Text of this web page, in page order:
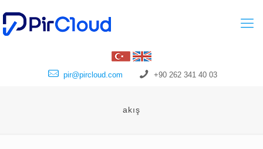
pir@pircloud.com +90 262 341 40 03
akış